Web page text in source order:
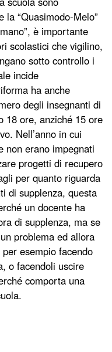
“Quasimodo-Melo”
è importante
scolastici che vigilino,
sotto controllo i
incide
ha anche
degli insegnanti di
18 ore, anziché 15 ore
Nell’anno in cui
non erano impegnati
progetti di recupero
per quanto riguarda
di supplenza, questa
un docente ha
di supplenza, ma se
problema ed allora
esempio facendo
o facendoli uscire
comporta una